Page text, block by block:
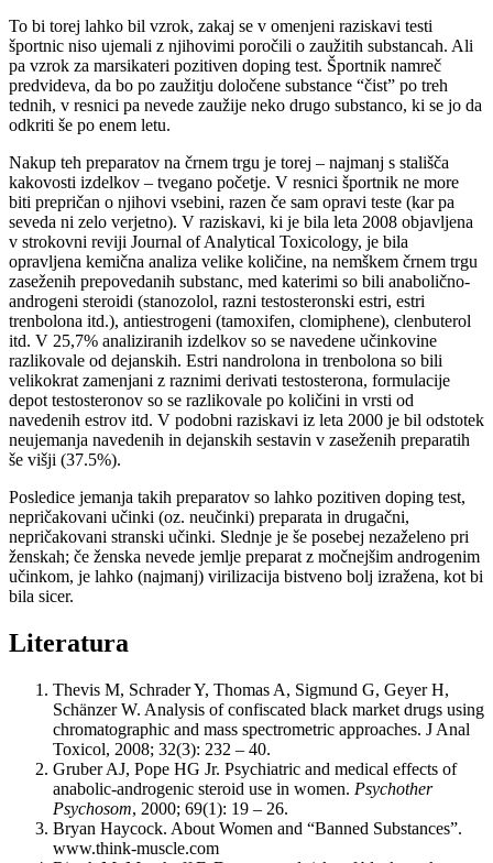
To bi torej lahko bil vzrok, zakaj se v omenjeni raziskavi testi
športnic niso ujemali z njihovimi poročili o zaužitih substancah. Ali
pa vzrok za marsikateri pozitiven doping test. Športnik namreč
predvideva, da bo po zaužitju določene substance “čist” po treh
tednih, v resnici pa nevede zaužije neko drugo substanco, ki se jo da
odkriti še po enem letu.
Nakup teh preparatov na črnem trgu je torej – najmanj s stališča
kakovosti izdelkov – tvegano početje. V resnici športnik ne more
biti prepričan o njihovi vsebini, razen če sam opravi teste (kar pa
seveda ni zelo verjetno). V raziskavi, ki je bila leta 2008 objavljena
v strokovni reviji Journal of Analytical Toxicology, je bila
opravljena kemična analiza velike količine, na nemškem črnem trgu
zaseženih prepovedanih substanc, med katerimi so bili anabolično-
androgeni steroidi (stanozolol, razni testosteronski estri, estri
trenbolona itd.), antiestrogeni (tamoxifen, clomiphene), clenbuterol
itd. V 25,7% analiziranih izdelkov so se navedene učinkovine
razlikovale od dejanskih. Estri nandrolona in trenbolona so bili
velikokrat zamenjani z raznimi derivati testosterona, formulacije
depot testosteronov so se razlikovale po količini in vrsti od
navedenih estrov itd. V podobni raziskavi iz leta 2000 je bil odstotek
neujemanja navedenih in dejanskih sestavin v zaseženih preparatih
še višji (37.5%).
Posledice jemanja takih preparatov so lahko pozitiven doping test,
nepričakovani učinki (oz. neučinki) preparata in drugačni,
nepričakovani stranski učinki. Slednje je še posebej nezaželeno pri
ženskah; če ženska nevede jemlje preparat z močnejšim androgenim
učinkom, je lahko (najmanj) virilizacija bistveno bolj izražena, kot bi
bila sicer.
Literatura
Thevis M, Schrader Y, Thomas A, Sigmund G, Geyer H,
Schänzer W. Analysis of confiscated black market drugs using
chromatographic and mass spectrometric approaches. J Anal
Toxicol, 2008; 32(3): 232 – 40.
Gruber AJ, Pope HG Jr. Psychiatric and medical effects of
anabolic-androgenic steroid use in women. Psychother
Psychosom, 2000; 69(1): 19 – 26.
Bryan Haycock. About Women and “Banned Substances”.
www.think-muscle.com